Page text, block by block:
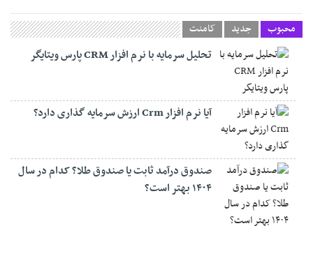
محبوب جدید کامنت
تحلیل سرمایه با نرم افزار CRM پارس ویتایگر
آیا نرم افزار Crm ارزش سرمایه گذاری دارد؟
صندوق درآمد ثابت یا صندوق طلا؟ کدام در سال
۱۴۰۴ بهتر است؟